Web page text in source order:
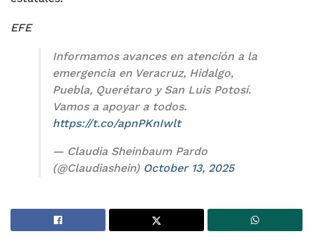
EFE
Informamos avances en atención a la
emergencia en Veracruz, Hidalgo,
Puebla, Querétaro y San Luis Potosí.
Vamos a apoyar a todos.
https://t.co/apnPKnIwlt
— Claudia Sheinbaum Pardo
(@Claudiashein) October 13, 2025